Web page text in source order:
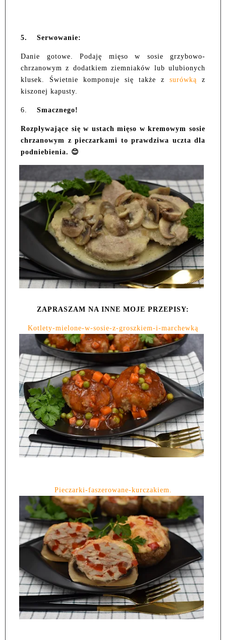
5. Serwowanie:
Danie gotowe. Podaję mięso w sosie grzybowo-
chrzanowym z dodatkiem ziemniaków lub ulubionych
klusek. Świetnie komponuje się także z surówką z
kiszonej kapusty.
6. Smacznego!
Rozpływające się w ustach mięso w kremowym sosie
chrzanowym z pieczarkami to prawdziwa uczta dla
podniebienia. 😊
ZAPRASZAM NA INNE MOJE PRZEPISY:
Kotlety-mielone-w-sosie-z-groszkiem-i-marchewką
Pieczarki-faszerowane-kurczakiem.